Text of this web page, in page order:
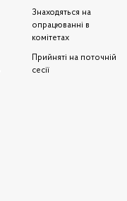
Знаходяться на
опрацюванні в
комітетах
Прийняті на поточній
сесії